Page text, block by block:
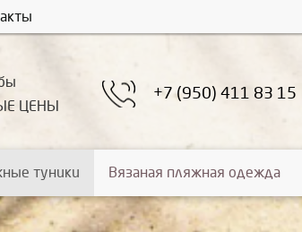
ЦЕНЫ
+7 (950) 411 83 15
туники Вязаная пляжная одежда